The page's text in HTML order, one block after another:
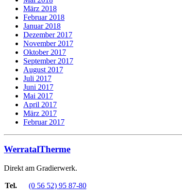
März 2018
Februar 2018
Januar 2018
Dezember 2017
November 2017
Oktober 2017
September 2017
August 2017
Juli 2017
Juni 2017
Mai 2017
April 2017
März 2017
Februar 2017
WerratalTherme
Direkt am Gradierwerk.
Tel.
(0 56 52) 95 87-80